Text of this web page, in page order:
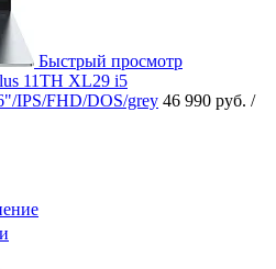
Быстрый просмотр
11TH XL29 i5
IPS/FHD/DOS/grey 46 990 руб. /